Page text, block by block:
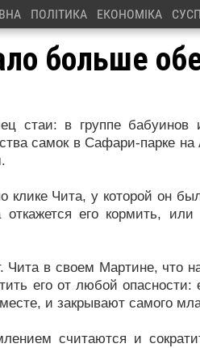
ПОЛІТИКА ЕКОНОМІКА
больше
стаи: в группе бабуинов
самок в Сафари-парке на
клике Чита, у которой он
его кормить,
в своем Мартине, что
его от любой опасности:
и закрывают самого
считаются и